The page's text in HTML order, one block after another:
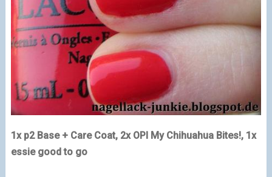
1x p2 Base + Care Coat, 2x OPI My Chihuahua Bites!, 1x
essie good to go